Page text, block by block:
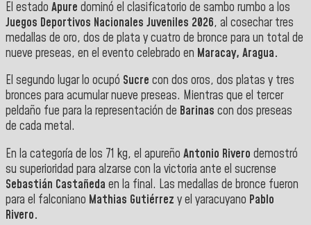
El estado Apure dominó el clasificatorio de sambo rumbo a los
Juegos Deportivos Nacionales Juveniles 2026, al cosechar tres
medallas de oro, dos de plata y cuatro de bronce para un total de
nueve preseas, en el evento celebrado en Maracay, Aragua.
El segundo lugar lo ocupó Sucre con dos oros, dos platas y tres
bronces para acumular nueve preseas. Mientras que el tercer
peldaño fue para la representación de Barinas con dos preseas
de cada metal.
En la categoría de los 71 kg, el apureño Antonio Rivero demostró
su superioridad para alzarse con la victoria ante el sucrense
Sebastián Castañeda en la final. Las medallas de bronce fueron
para el falconiano Mathias Gutiérrez y el yaracuyano Pablo
Rivero.